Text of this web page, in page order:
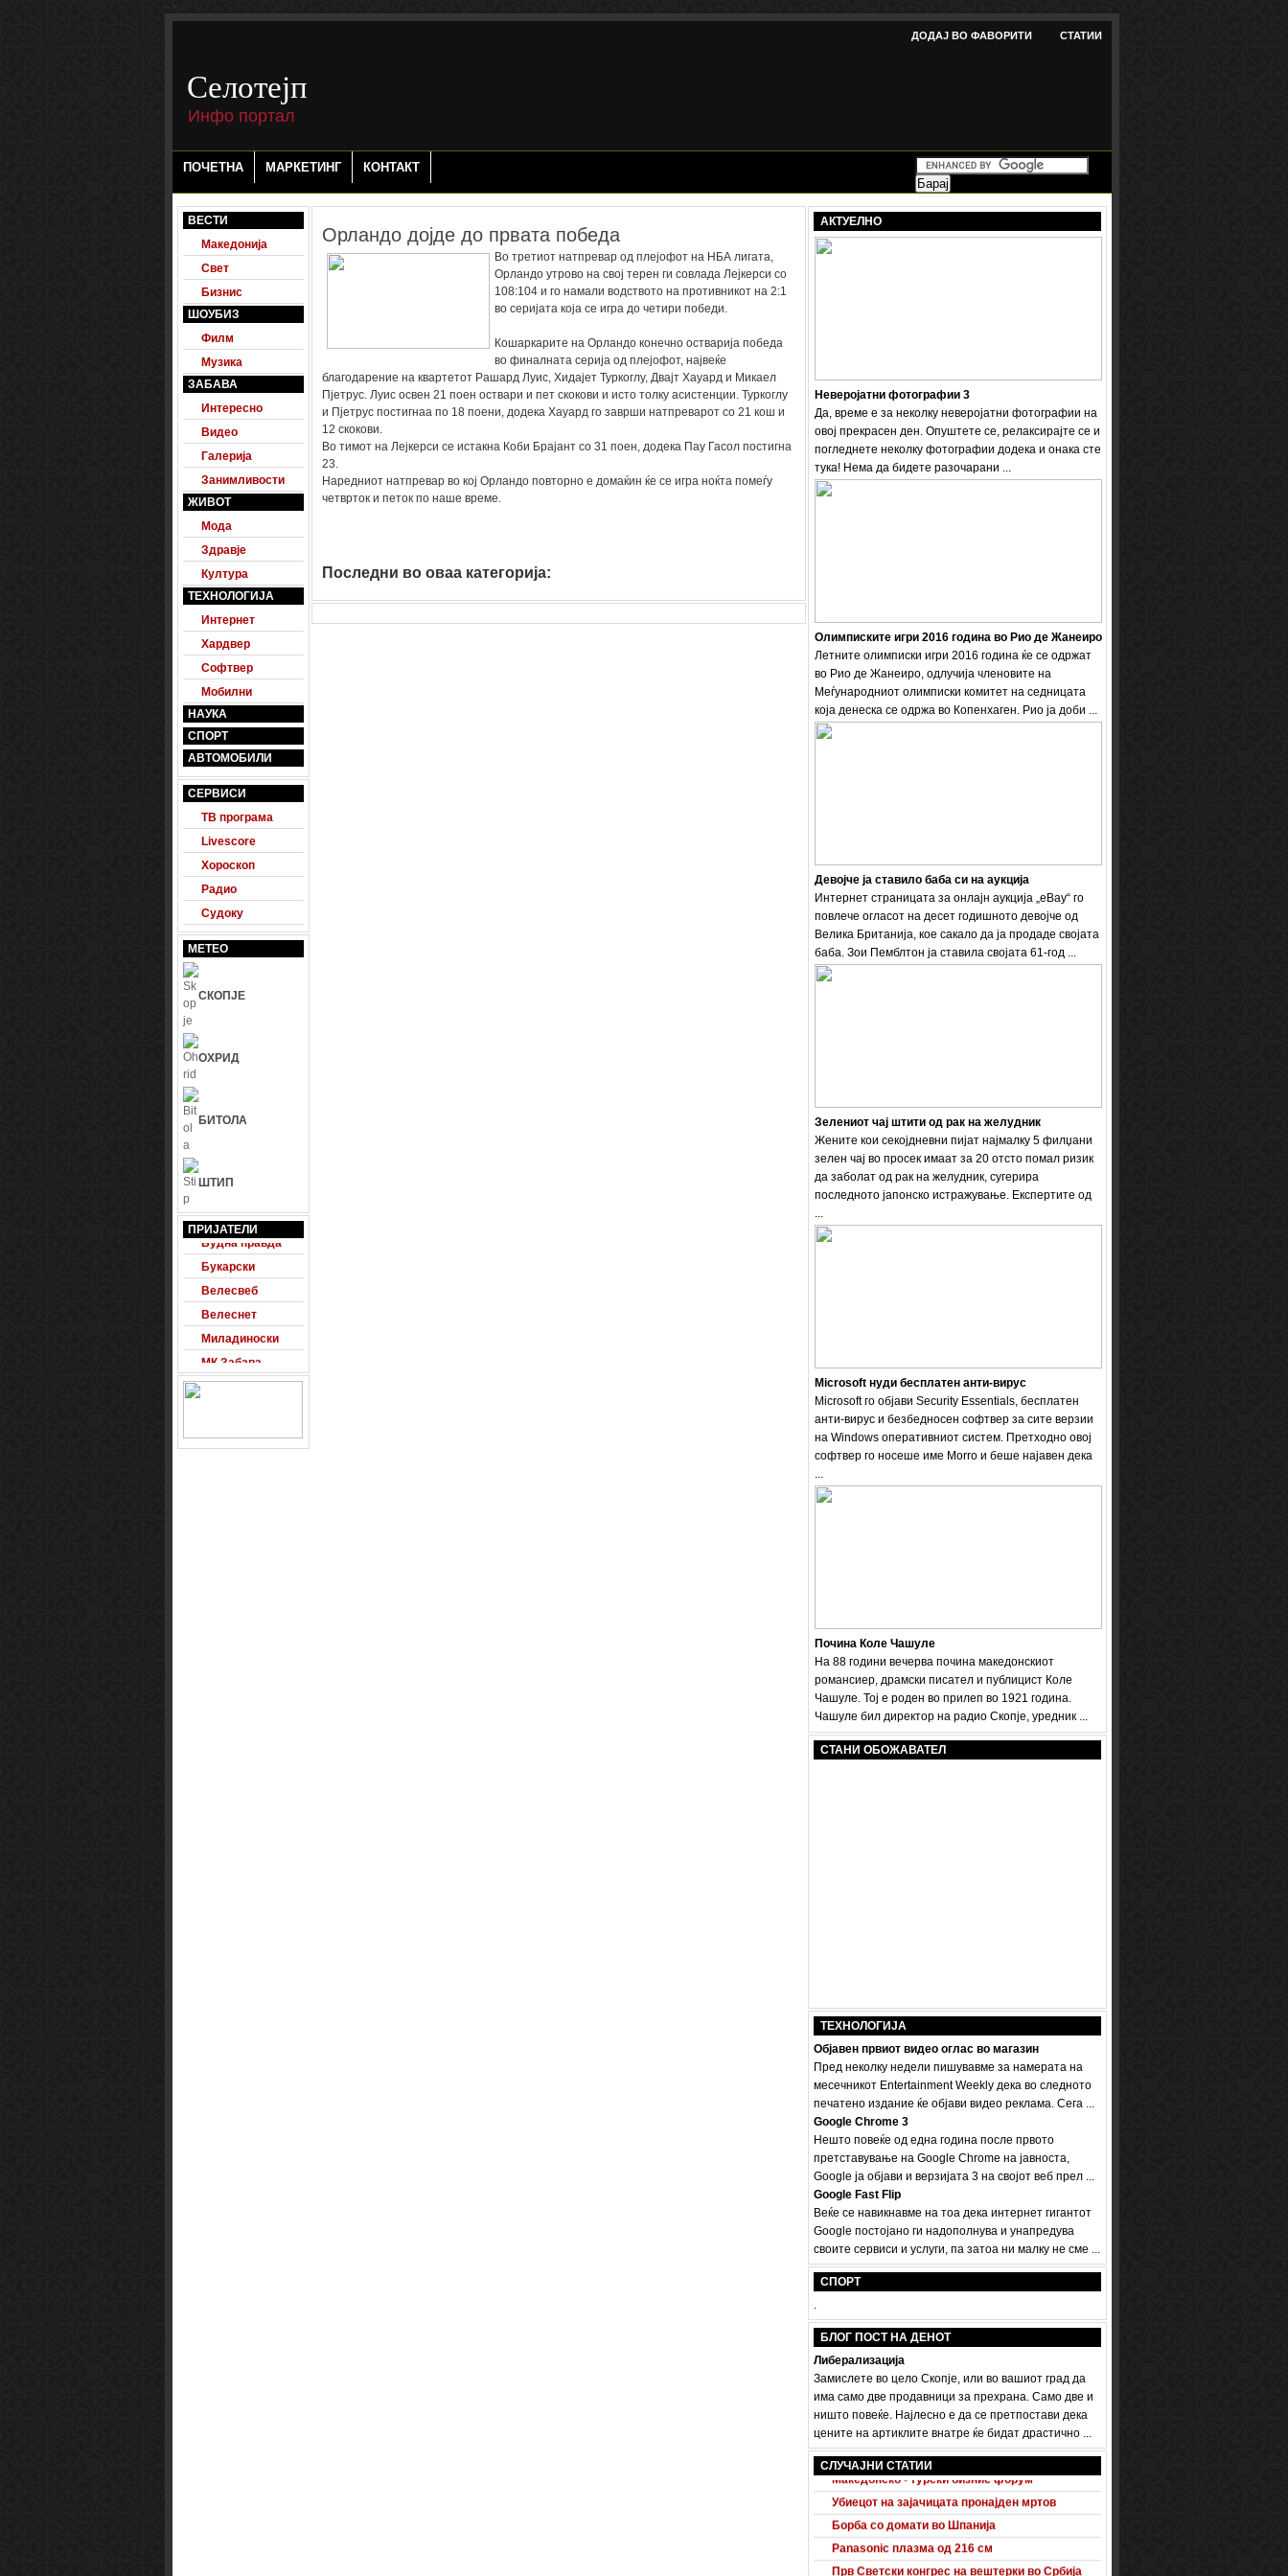
-->
ДОДАЈ ВО ФАВОРИТИ СТАТИИ
Селотејп
Инфо портал
ПОЧЕТНА МАРКЕТИНГ КОНТАКТ
ВЕСТИ
Македонија
Свет
Бизнис
ШОУБИЗ
Филм
Музика
ЗАБАВА
Интересно
Видео
Галерија
Занимливости
ЖИВОТ
Мода
Здравје
Култура
ТЕХНОЛОГИЈА
Интернет
Хардвер
Софтвер
Мобилни
НАУКА
СПОРТ
АВТОМОБИЛИ
СЕРВИСИ
ТВ програма
Livescore
Хороскоп
Радио
Судоку
МЕТЕО
СКОПЈЕ
ОХРИД
БИТОЛА
ШТИП
ПРИЈАТЕЛИ
24 Фудбал
Будна правда
Букарски
Велесвеб
Велеснет
Миладиноски
МК Забава
Оксиморон
Развигор
Орландо дојде до првата победа
Во третиот натпревар од плејофот на НБА лигата,
Орландо утрово на свој терен ги совлада Лејкерси со
108:104 и го намали водството на противникот на 2:1
во серијата која се игра до четири победи.
Кошаркарите на Орландо конечно остварија победа
во финалната серија од плејофот, највеќе
благодарение на квартетот Рашард Луис, Хидајет Туркоглу, Двајт Хауард и Микаел
Пјетрус. Луис освен 21 поен оствари и пет скокови и исто толку асистенции. Туркоглу
и Пјетрус постигнаа по 18 поени, додека Хауард го заврши натпреварот со 21 кош и
12 скокови.
Во тимот на Лејкерси се истакна Коби Брајант со 31 поен, додека Пау Гасол постигна
23.
Наредниот натпревар во кој Орландо повторно е домаќин ќе се игра ноќта помеѓу
четврток и петок по наше време.
Последни во оваа категорија:
АКТУЕЛНО
Неверојатни фотографии 3
Да, време е за неколку неверојатни фотографии на
овој прекрасен ден. Опуштете се, релаксирајте се и
погледнете неколку фотографии додека и онака сте
тука! Нема да бидете разочарани ...
Олимписките игри 2016 година во Рио де Жанеиро
Летните олимписки игри 2016 година ќе се одржат
во Рио де Жанеиро, одлучија членовите на
Меѓународниот олимписки комитет на седницата
која денеска се одржа во Копенхаген. Рио ја доби ...
Девојче ја ставило баба си на аукција
Интернет страницата за онлајн аукција „eBay“ го
повлече огласот на десет годишното девојче од
Велика Британија, кое сакало да ја продаде својата
баба. Зои Пемблтон ја ставила својата 61-год ...
Зелениот чај штити од рак на желудник
Жените кои секојдневни пијат најмалку 5 филџани
зелен чај во просек имаат за 20 отсто помал ризик
да заболат од рак на желудник, сугерира
последното јапонско истражување. Експертите од
...
Microsoft нуди бесплатен анти-вирус
Microsoft го објави Security Essentials, бесплатен
анти-вирус и безбедносен софтвер за сите верзии
на Windows оперативниот систем. Претходно овој
софтвер го носеше име Мorro и беше најавен дека
...
Почина Коле Чашуле
На 88 години вечерва почина македонскиот
романсиер, драмски писател и публицист Коле
Чашуле. Тој е роден во прилеп во 1921 година.
Чашуле бил директор на радио Скопје, уредник ...
СТАНИ ОБОЖАВАТЕЛ
ТЕХНОЛОГИЈА
Објавен првиот видео оглас во магазин
Пред неколку недели пишувавме за намерата на
месечникот Entertainment Weekly дека во следното
печатено издание ќе објави видео реклама. Сега ...
Google Chrome 3
Нешто повеќе од една година после првото
претставување на Google Chrome на јавноста,
Google ја објави и верзијата 3 на својот веб прел ...
Google Fast Flip
Веќе се навикнавме на тоа дека интернет гигантот
Google постојано ги надополнува и унапредува
своите сервиси и услуги, па затоа ни малку не сме ...
СПОРТ
.
БЛОГ ПОСТ НА ДЕНОТ
Либерализација
Замислете во цело Скопје, или во вашиот град да
има само две продавници за прехрана. Само две и
ништо повеќе. Најлесно е да се претпостави дека
цените на артиклите внатре ќе бидат драстично ...
СЛУЧАЈНИ СТАТИИ
Audi A5 Sportback потполно разоткриен
Македонско - турски бизнис форум
Убиецот на зајачицата пронајден мртов
Борба со домати во Шпанија
Panasonic плазма од 216 см
Прв Светски конгрес на вештерки во Србија